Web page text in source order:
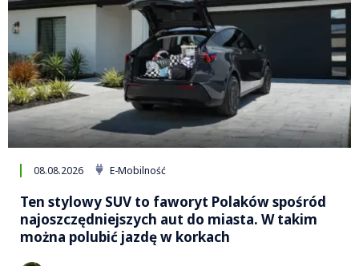
08.08.2026 E-Mobilność
Ten stylowy SUV to faworyt Polaków spośród
najoszczędniejszych aut do miasta. W takim
można polubić jazdę w korkach